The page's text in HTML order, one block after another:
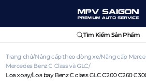
Tìm Kiếm Sản Phẩm
Trang chủ Nâng cấp theo dòng xe Nâng cấp
Mercedes Benz C Class và GLC
Loa xoay/Loa bay Benz C class GLC C200 C260